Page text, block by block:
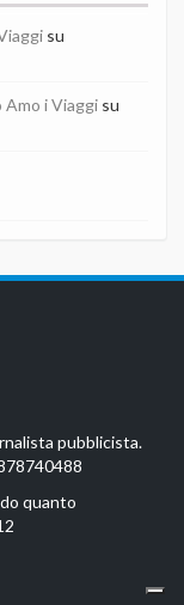
su
Amo i Viaggi su
pubblicista.
quanto